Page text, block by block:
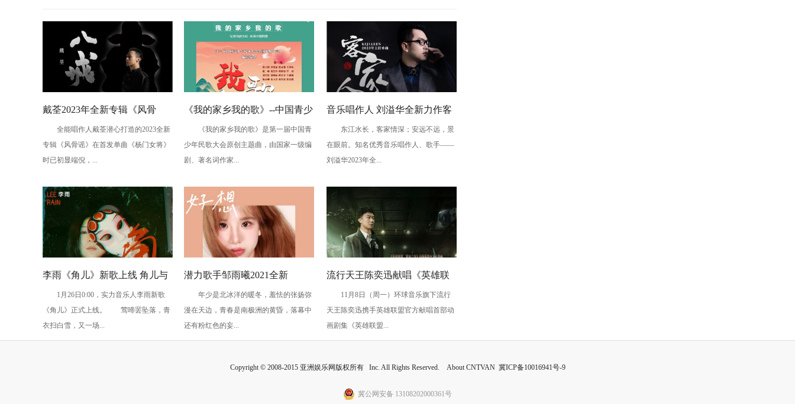
戴荃2023年全新专辑《风骨
谣》第二回 且听《八戒》续前
缘
全能唱作人戴荃潜心打造的2023全新
专辑《风骨谣》在首发单曲《杨门女将》
时已初显端倪，...
《我的家乡我的歌》--中国青少
年民歌大会原创主题曲发布
《我的家乡我的歌》是第一届中国青
少年民歌大会原创主题曲，由国家一级编
剧、著名词作家...
音乐唱作人 刘溢华全新力作客
家韵歌曲《客家人》全球发行
东江水长，客家情深；安远不远，景
在眼前。知名优秀音乐唱作人、歌手——
刘溢华2023年全...
李雨《角儿》新歌上线 角儿与
舞台炽情故事上演
1月26日0:00，实力音乐人李雨新歌
《角儿》正式上线。 莺啼罢坠落，青
衣扫白雪，又一场...
潜力歌手邹雨曦2021全新
EP《好想不恋爱》，以音乐诉
说内心故事
年少是北冰洋的暖冬，羞怯的张扬弥
漫在天边，青春是南极洲的黄昏，落幕中
还有粉红色的妄...
流行天王陈奕迅献唱《英雄联
盟：双城之战》中文主题曲
《孤勇者》即日上线
11月8日（周一）环球音乐旗下流行
天王陈奕迅携手英雄联盟官方献唱首部动
画剧集《英雄联盟...
Copyright © 2008-2015 亚洲娱乐网版权所有 Inc. All Rights Reserved. About CNTVAN 冀ICP备10016941号-9
冀公网安备 13108202000361号